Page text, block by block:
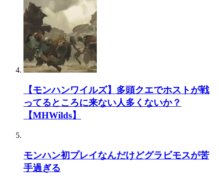
>>501
歴戦王と防具更新があったでしょ
歴戦王キリン
歴戦王ヴァルハザク
歴戦王テオテスカトル
歴戦王クシャルダオラ
歴戦王ゾラマグダラオス
歴戦王ゼノジーヴァ
歴戦王マムタロト
歴戦王ネルギガンテ
これ入れて作り直して
【モンハンワイルズ】多頭クエでホストが戦
ってるところに来ない人多くないか？
【MHWilds】
モンハン初プレイなんだけどグラビモスが苦
手過ぎる